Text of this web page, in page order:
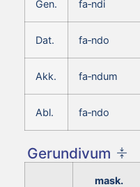
Gen. fa‑ndi
Dat. fa‑ndo
Akk. fa‑ndum
Abl. fa‑ndo
Gerundivum
mask.